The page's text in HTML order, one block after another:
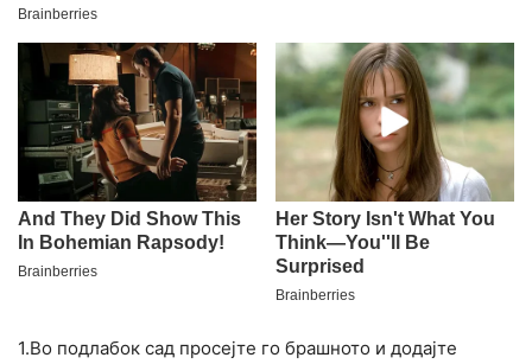
1.Во подлабок сад просејте го брашното и додајте